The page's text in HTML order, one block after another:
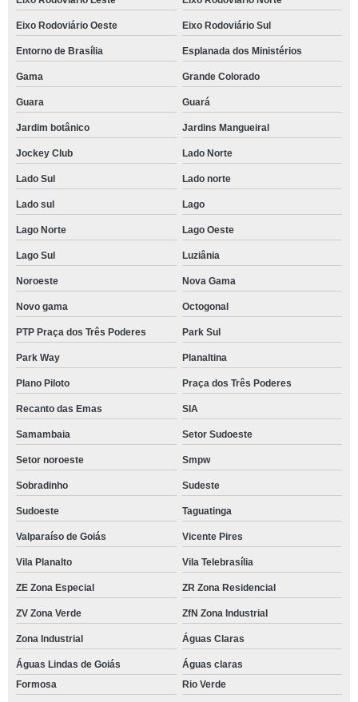
Eixo Rodoviário Oeste Eixo Rodoviário Sul
Entorno de Brasília Esplanada dos Ministérios
Gama Grande Colorado
Guara Guará
Jardim botânico Jardins Mangueiral
Jockey Club Lado Norte
Lado Sul Lado norte
Lado sul Lago
Lago Norte Lago Oeste
Lago Sul Luziânia
Noroeste Nova Gama
Novo gama Octogonal
PTP Praça dos Três Poderes Park Sul
Park Way Planaltina
Plano Piloto Praça dos Três Poderes
Recanto das Emas SIA
Samambaia Setor Sudoeste
Setor noroeste Smpw
Sobradinho Sudeste
Sudoeste Taguatinga
Valparaíso de Goiás Vicente Pires
Vila Planalto Vila Telebrasília
ZE Zona Especial ZR Zona Residencial
ZV Zona Verde ZfN Zona Industrial
Zona Industrial Águas Claras
Águas Lindas de Goiás
Águas claras
Formosa
Rio Verde